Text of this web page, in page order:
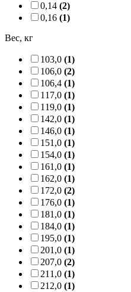
0,14 (2)
0,16 (1)
Вес, кг
103,0 (1)
106,0 (2)
106,4 (1)
117,0 (1)
119,0 (1)
142,0 (1)
146,0 (1)
151,0 (1)
154,0 (1)
161,0 (1)
162,0 (1)
172,0 (2)
176,0 (1)
181,0 (1)
184,0 (1)
195,0 (1)
201,0 (1)
207,0 (2)
211,0 (1)
212,0 (1)